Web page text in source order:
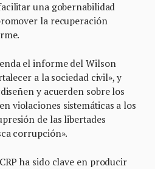
una gobernabilidad
la recuperación
el informe del Wilson
a la sociedad civil», y
y acuerden sobre los
violaciones sistemáticas a los
de las libertades
corrupción».
ha sido clave en producir